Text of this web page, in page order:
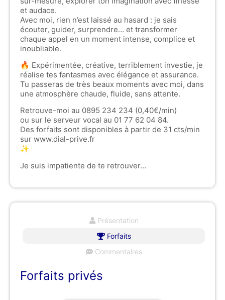
et audace.
Avec moi, rien n’est laissé au hasard : je sais
écouter, guider, surprendre… et transformer
chaque appel en un moment intense, complice et
inoubliable.
🔥 Expérimentée, créative, terriblement investie, je
réalise tes fantasmes avec élégance et assurance.
Tu passeras de très beaux moments avec moi, dans
une atmosphère chaude, fluide, sans attente.
Retrouve-moi au 0895 234 234 (0,40€/min)
ou sur le serveur vocal au 01 77 62 04 84.
Des forfaits sont disponibles à partir de 31 cts/min
sur www.dial-prive.fr
✨
Je suis impatiente de te retrouver…
Présentation
Forfaits
Commentaires
Forfaits privés